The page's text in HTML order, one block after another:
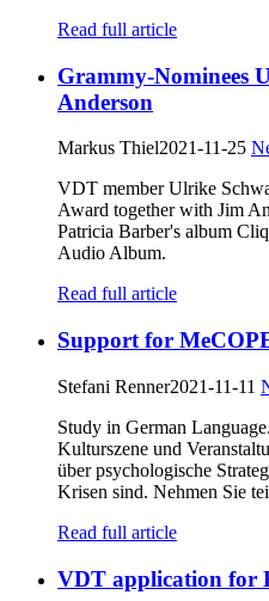
Read full article
Grammy-Nominees
Anderson
Markus Thiel2021-11-25
VDT member Ulrike
Award together with Jim
Patricia Barber's album
Audio Album.
Read full article
Support for
Stefani Renner2021-11-11
Study in German
Kulturszene und
über psychologische
Krisen sind. Nehmen Sie
Read full article
VDT application for